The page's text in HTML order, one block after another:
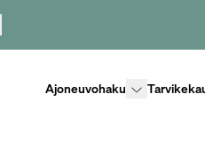
AjoneuvohakuLisävalikko